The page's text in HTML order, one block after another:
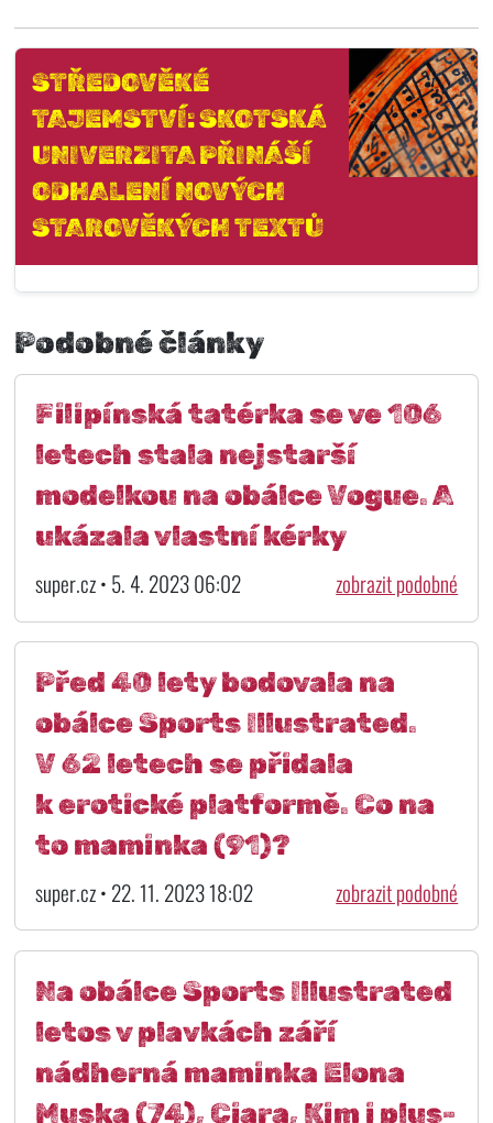
STŘEDOVĚKÉ
TAJEMSTVÍ: SKOTSKÁ
UNIVERZITA PŘINÁŠÍ
ODHALENÍ NOVÝCH
STAROVĚKÝCH TEXTŮ
Podobné články
Filipínská tatérka se ve 106
letech stala nejstarší
modelkou na obálce Vogue. A
ukázala vlastní kérky
super.cz • 5. 4. 2023 06:02 zobrazit podobné
Před 40 lety bodovala na
obálce Sports Illustrated.
V 62 letech se přidala
k erotické platformě. Co na
to maminka (91)?
super.cz • 22. 11. 2023 18:02 zobrazit podobné
Na obálce Sports Illustrated
letos v plavkách září
nádherná maminka Elona
Muska (74), Ciara, Kim i plus-